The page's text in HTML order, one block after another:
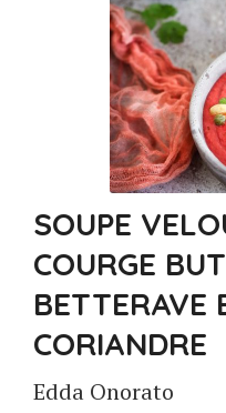
SOUPE
COURGE
BETTERAVE
CORIANDRE
Edda Onorato